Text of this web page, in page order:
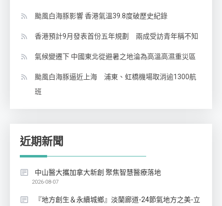
颱風白海豚影響 香港氣溫39.8度破歷史紀錄
香港預計9月發表首份五年規劃 兩成受訪青年稱不知
氣候變遷下 中國東北從避暑之地淪為高溫高濕重災區
颱風白海豚逼近上海 浦東、虹橋機場取消逾1300航
班
近期新聞
中山醫大攜加拿大新創 聚焦智慧醫療落地
2026-08-07
『地方創生＆永續城鄉』淡蘭廊道-24節氣地方之美-立